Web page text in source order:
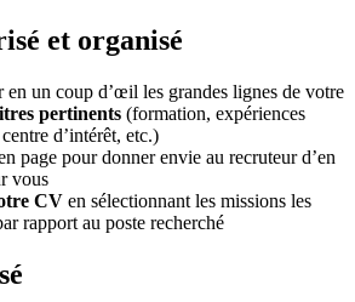
et organisé
un coup d’œil les grandes lignes de votre
pertinents (formation, expériences
d’intérêt, etc.)
page pour donner envie au recruteur d’en
vous
CV en sélectionnant les missions les
rapport au poste recherché